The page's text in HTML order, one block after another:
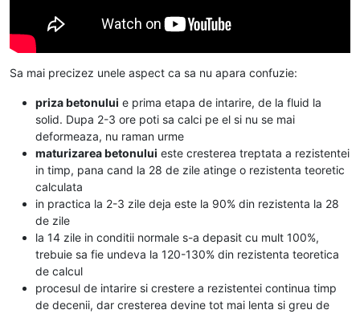
Sa mai precizez unele aspect ca sa nu apara confuzie:
priza betonului e prima etapa de intarire, de la fluid la
solid. Dupa 2-3 ore poti sa calci pe el si nu se mai
deformeaza, nu raman urme
maturizarea betonului este cresterea treptata a rezistentei
in timp, pana cand la 28 de zile atinge o rezistenta teoretic
calculata
in practica la 2-3 zile deja este la 90% din rezistenta la 28
de zile
la 14 zile in conditii normale s-a depasit cu mult 100%,
trebuie sa fie undeva la 120-130% din rezistenta teoretica
de calcul
procesul de intarire si crestere a rezistentei continua timp
de decenii, dar cresterea devine tot mai lenta si greu de